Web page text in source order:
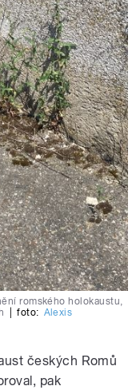
romského holokaustu,
foto: Alexis
českých Romů
pak